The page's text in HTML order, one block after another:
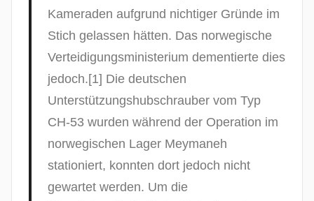
Kameraden aufgrund nichtiger Gründe im
Stich gelassen hätten. Das norwegische
Verteidigungsministerium dementierte dies
jedoch.[1] Die deutschen
Unterstützungshubschrauber vom Typ
CH-53 wurden während der Operation im
norwegischen Lager Meymaneh
stationiert, konnten dort jedoch nicht
gewartet werden. Um die